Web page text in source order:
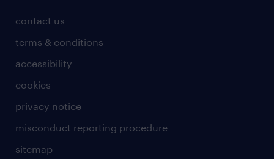
contact us
terms & conditions
accessibility
cookies
privacy notice
misconduct reporting procedure
sitemap